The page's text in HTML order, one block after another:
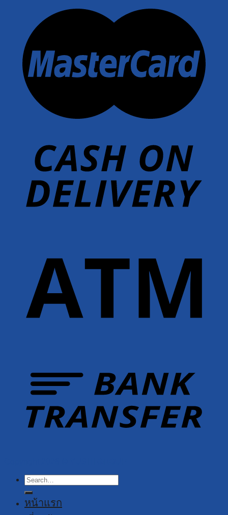
Search
for:
หน้าแรก